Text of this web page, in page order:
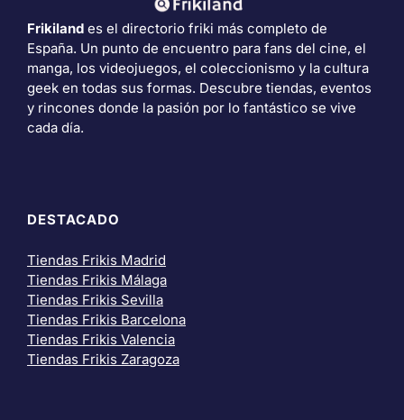
Frikiland es el directorio friki más completo de
España. Un punto de encuentro para fans del cine, el
manga, los videojuegos, el coleccionismo y la cultura
geek en todas sus formas. Descubre tiendas, eventos
y rincones donde la pasión por lo fantástico se vive
cada día.
DESTACADO
Tiendas Frikis Madrid
Tiendas Frikis Málaga
Tiendas Frikis Sevilla
Tiendas Frikis Barcelona
Tiendas Frikis Valencia
Tiendas Frikis Zaragoza